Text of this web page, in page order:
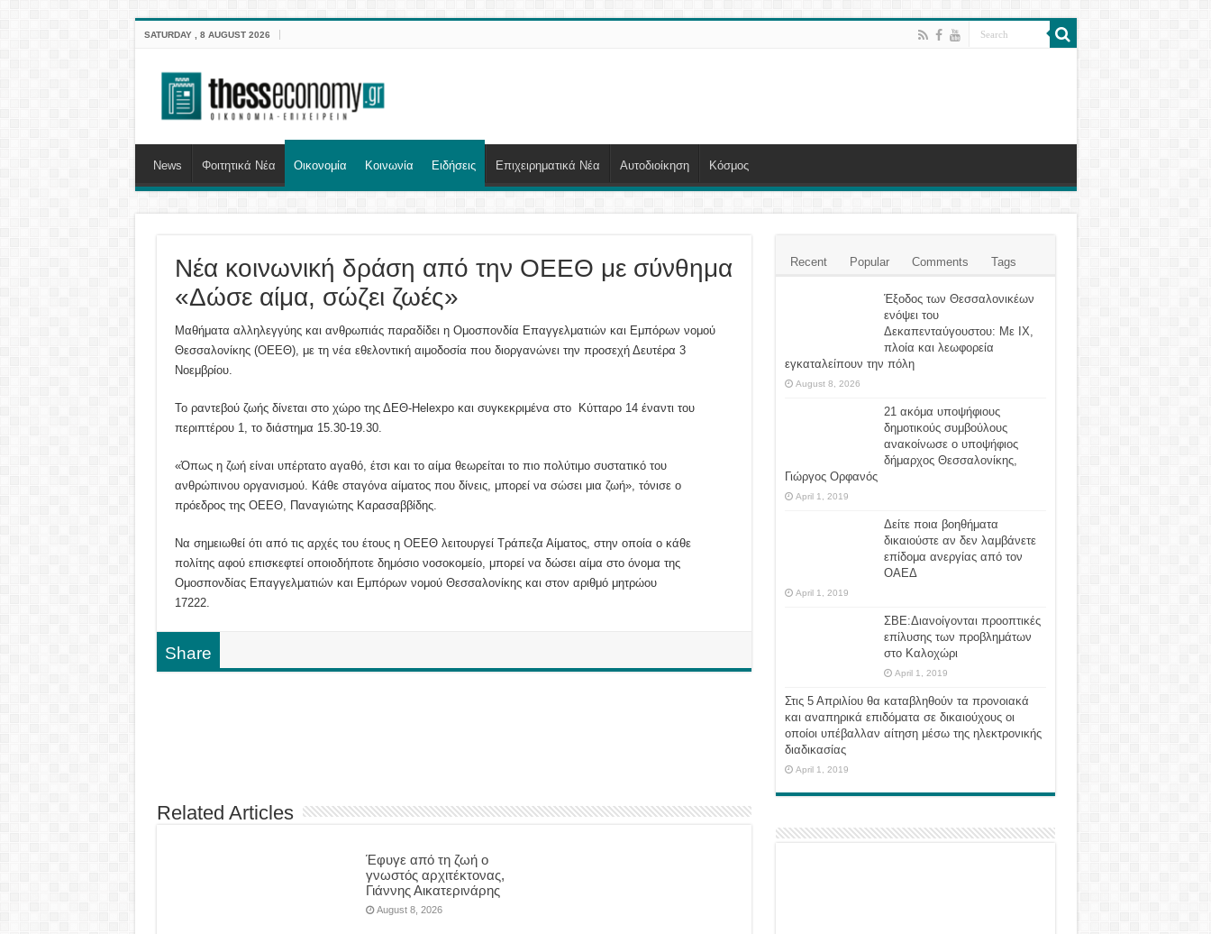
SATURDAY , 8 AUGUST 2026
News Φοιτητικά Νέα Οικονομία Κοινωνία Ειδήσεις Επιχειρηματικά Νέα Αυτοδιοίκηση Κόσμος
Νέα κοινωνική δράση από την ΟΕΕΘ με σύνθημα
«Δώσε αίμα, σώζει ζωές»
Μαθήματα αλληλεγγύης και ανθρωπιάς παραδίδει η Ομοσπονδία Επαγγελματιών και Εμπόρων νομού
Θεσσαλονίκης (ΟΕΕΘ), με τη νέα εθελοντική αιμοδοσία που διοργανώνει την προσεχή Δευτέρα 3
Νοεμβρίου.
Το ραντεβού ζωής δίνεται στο χώρο της ΔΕΘ-Helexpo και συγκεκριμένα στο Κύτταρο 14 έναντι του
περιπτέρου 1, το διάστημα 15.30-19.30.
«Όπως η ζωή είναι υπέρτατο αγαθό, έτσι και το αίμα θεωρείται το πιο πολύτιμο συστατικό του
ανθρώπινου οργανισμού. Κάθε σταγόνα αίματος που δίνεις, μπορεί να σώσει μια ζωή», τόνισε ο
πρόεδρος της ΟΕΕΘ, Παναγιώτης Καρασαββίδης.
Να σημειωθεί ότι από τις αρχές του έτους η ΟΕΕΘ λειτουργεί Τράπεζα Αίματος, στην οποία ο κάθε
πολίτης αφού επισκεφτεί οποιοδήποτε δημόσιο νοσοκομείο, μπορεί να δώσει αίμα στο όνομα της
Ομοσπονδίας Επαγγελματιών και Εμπόρων νομού Θεσσαλονίκης και στον αριθμό μητρώου
17222.
Share
Related Articles
Έφυγε από τη ζωή ο
γνωστός αρχιτέκτονας,
Γιάννης Αικατερινάρης
August 8, 2026
Recent Popular Comments Tags
Έξοδος των Θεσσαλονικέων
ενόψει του
Δεκαπενταύγουστου: Με ΙΧ,
πλοία και λεωφορεία
εγκαταλείπουν την πόλη
August 8, 2026
21 ακόμα υποψήφιους
δημοτικούς συμβούλους
ανακοίνωσε ο υποψήφιος
δήμαρχος Θεσσαλονίκης,
Γιώργος Ορφανός
April 1, 2019
Δείτε ποια βοηθήματα
δικαιούστε αν δεν λαμβάνετε
επίδομα ανεργίας από τον
ΟΑΕΔ
April 1, 2019
ΣΒΕ:Διανοίγονται προοπτικές
επίλυσης των προβλημάτων
στο Καλοχώρι
April 1, 2019
Στις 5 Απριλίου θα καταβληθούν τα προνοιακά
και αναπηρικά επιδόματα σε δικαιούχους οι
οποίοι υπέβαλλαν αίτηση μέσω της ηλεκτρονικής
διαδικασίας
April 1, 2019